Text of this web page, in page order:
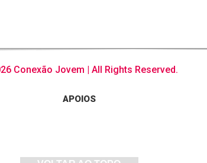
Conexão Jovem | All Rights Reserved.
APOIOS